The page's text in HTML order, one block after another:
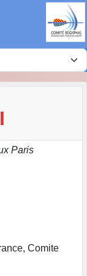
Paris
Comite